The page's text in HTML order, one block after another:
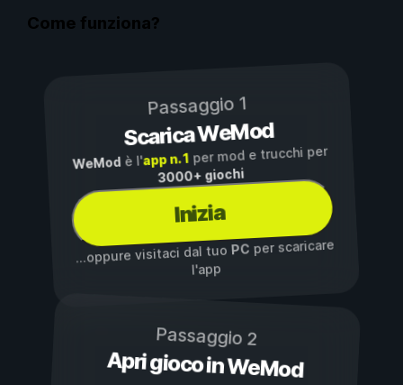
Come funziona?
Passaggio 1
Scarica WeMod
WeMod è l'app n. 1per mod e trucchi per
3000+ giochi
Inizia
...oppure visitaci dal tuoPC per scaricare
l'app
Passaggio 2
Apri gioco in WeMod